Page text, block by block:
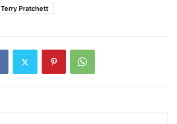
Terry Pratchett